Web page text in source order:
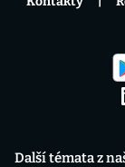
Další témata z